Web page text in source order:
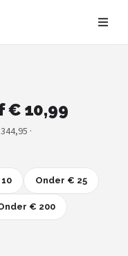
€ 10,99
·
Onder € 25
€ 200